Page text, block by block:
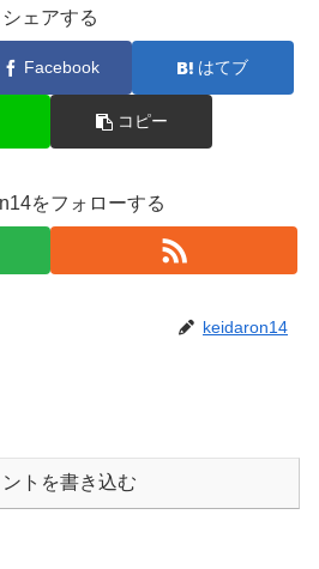
シェアする
Facebook はてブ
コピー
をフォローする
keidaron14
ントを書き込む